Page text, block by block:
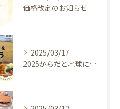
価格改定のお知らせ
2025/03/17
2025からだと地球にやさしい大麦de体験しよう ～ 今年のキャッチフレーズは 『大麦畑を探検しよう！』イベントのご案内